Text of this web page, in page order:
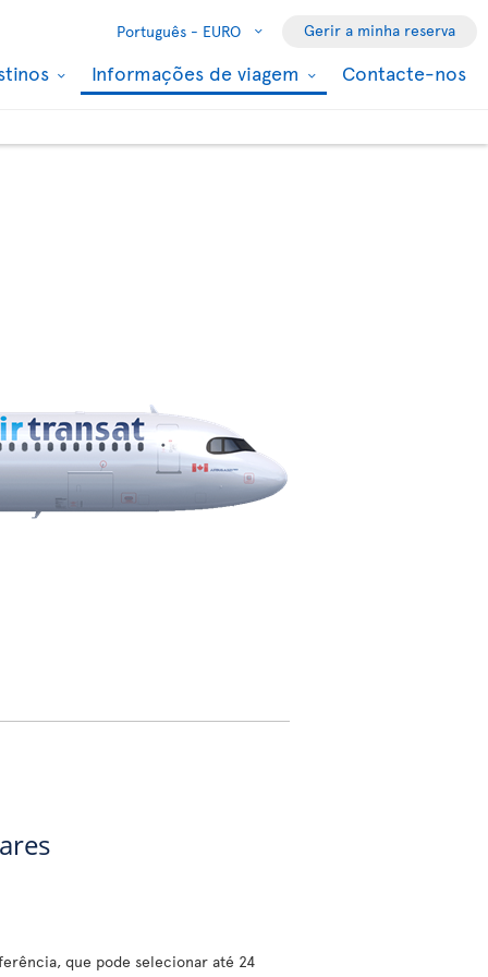
Português - EURO Gerir a minha reserva
Informações de viagem Contacte-nos
que pode selecionar até 24